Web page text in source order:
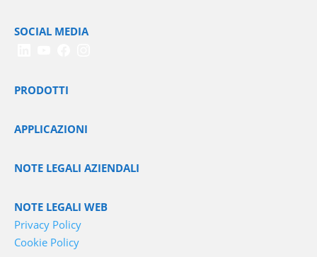
SOCIAL MEDIA
PRODOTTI
APPLICAZIONI
NOTE LEGALI AZIENDALI
NOTE LEGALI WEB
Privacy Policy
Cookie Policy